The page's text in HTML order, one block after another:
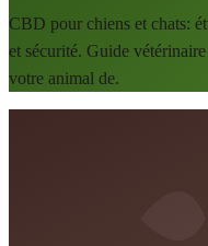
CBD pour chiens et chats:
et sécurité. Guide
votre animal de.